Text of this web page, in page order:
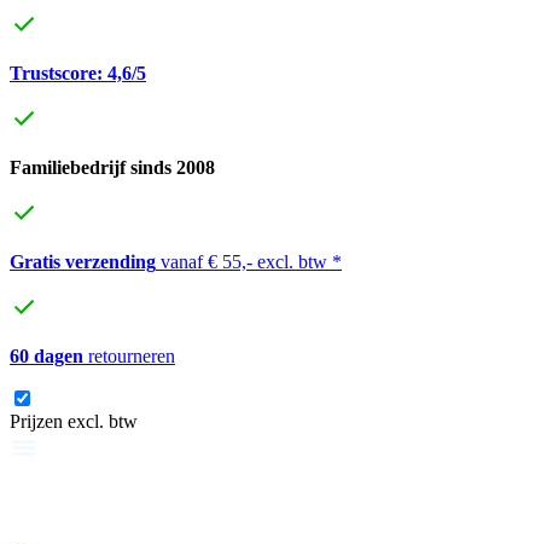
Trustscore: 4,6/5
Familiebedrijf sinds 2008
Gratis verzending vanaf € 55,- excl. btw *
60 dagen retourneren
Prijzen excl. btw